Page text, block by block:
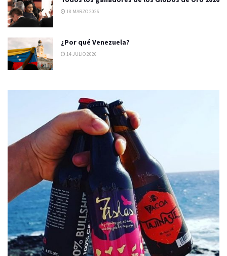
18 MARZO 2026
¿Por qué Venezuela?
14 JULIO 2026